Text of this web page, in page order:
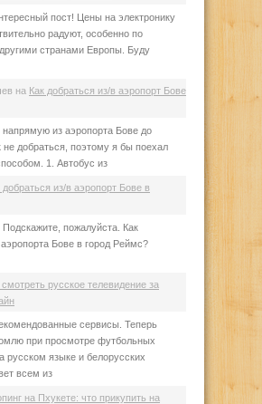
пост! Цены на электронику
радуют, особенно по
странами Европы. Буду
на Как добраться из/в аэропорт Бове
из аэропорта Бове до
не добраться, поэтому я бы поехал
1. Автобус из
добраться из/в аэропорт Бове в
пожалуйста. Как
аэропорта Бове в город Реймс?
смотреть русское телевидение за
сервисы. Теперь
при просмотре футбольных
русском языке и белорусских
всем из
на Пхукете: что прикупить на